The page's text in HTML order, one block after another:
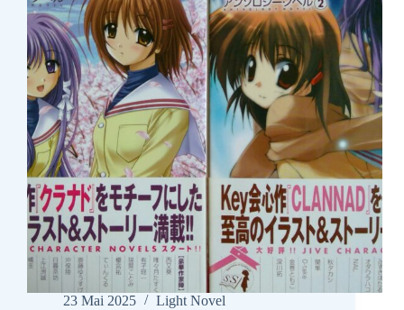
23 Mai 2025 Light Novel